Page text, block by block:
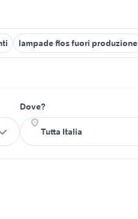
lampade flos fuori produzione
Dove?